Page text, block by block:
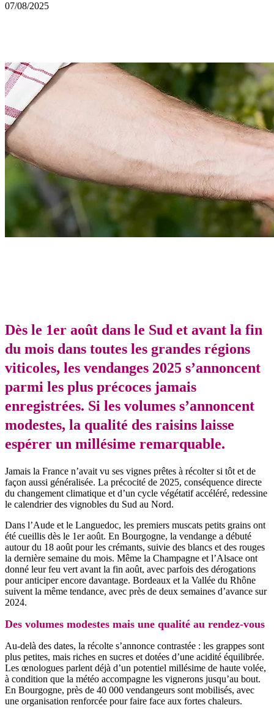
07/08/2025
Dès le 1er août dans le Sud et avant la fin
du mois dans toutes les grandes régions
viticoles, les vendanges 2025 s’annoncent
parmi les plus précoces jamais
enregistrées. Si les volumes s’annoncent
modestes, la qualité des raisins laisse
espérer un millésime remarquable.
Jamais la France n’avait vu ses vignes prêtes à récolter si tôt et de
façon aussi généralisée. La précocité de 2025, conséquence directe
du changement climatique et d’un cycle végétatif accéléré, redessine
le calendrier des vignobles du Sud au Nord.
Dans l’Aude et le Languedoc, les premiers muscats petits grains ont
été cueillis dès le 1er août. En Bourgogne, la vendange a débuté
autour du 18 août pour les crémants, suivie des blancs et des rouges
la dernière semaine du mois. Même la Champagne et l’Alsace ont
donné leur feu vert avant la fin août, avec parfois des dérogations
pour anticiper encore davantage. Bordeaux et la Vallée du Rhône
suivent la même tendance, avec près de deux semaines d’avance sur
2024.
Des volumes modestes mais une qualité au rendez-vous
Au-delà des dates, la récolte s’annonce contrastée : les grappes sont
plus petites, mais riches en sucres et dotées d’une acidité équilibrée.
Les œnologues parlent déjà d’un potentiel millésime de haute volée,
à condition que la météo accompagne les vignerons jusqu’au bout.
En Bourgogne, près de 40 000 vendangeurs sont mobilisés, avec
une organisation renforcée pour faire face aux fortes chaleurs.